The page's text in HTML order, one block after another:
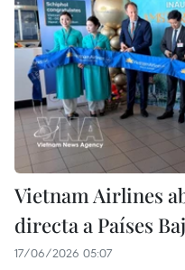
Vietnam Airlines
directa a Países
17/06/2026 05:07